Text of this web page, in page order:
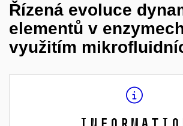
Řízená evoluce
elementů v
využitím